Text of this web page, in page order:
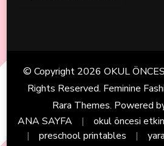
© Copyright 2026 OKUL
Rights Reserved. Feminine
Rara Themes. Powered
ANA SAYFA
okul öncesi
preschool printables